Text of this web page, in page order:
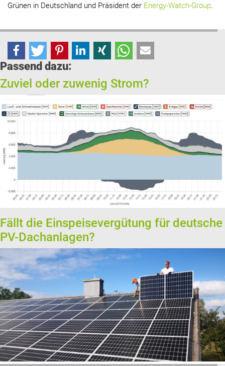
Grünen in Deutschland und Präsident der Energy-Watch-Group.
Passend dazu:
Zuviel oder zuwenig Strom?
Fällt die Einspeisevergütung für deutsche
PV-Dachanlagen?